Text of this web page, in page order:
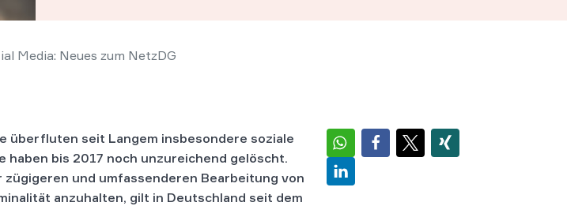
Media: Neues zum NetzDG
überfluten seit Langem insbesondere soziale
haben bis 2017 noch unzureichend gelöscht.
zügigeren und umfassenderen Bearbeitung von
anzuhalten, gilt in Deutschland seit dem